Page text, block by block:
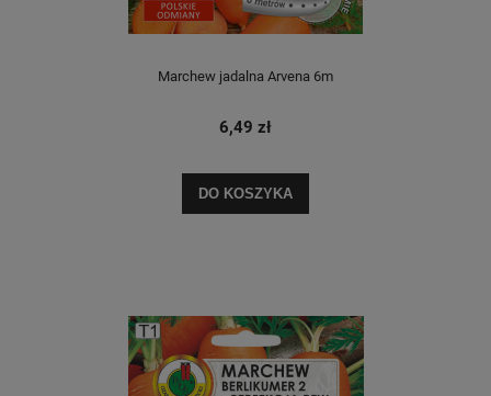
Marchew jadalna Arvena 6m
6,49 zł
DO KOSZYKA